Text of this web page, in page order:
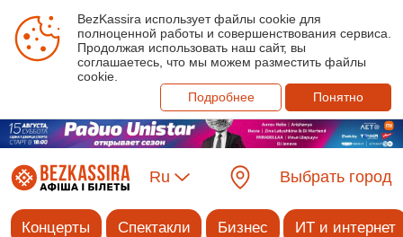
BezKassira использует файлы cookie для
полноценной работы и совершенствования сервиса.
Продолжая использовать наш сайт, вы
соглашаетесь, что мы можем разместить файлы
cookie.
Подробнее
Понятно
Ru Выбрать город
Концерты Спектакли Бизнес ИТ и интернет